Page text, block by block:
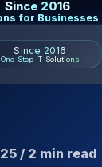
Since 2016
for Businesses
Since 2016
One-Stop IT Solutions
/ 2 min read